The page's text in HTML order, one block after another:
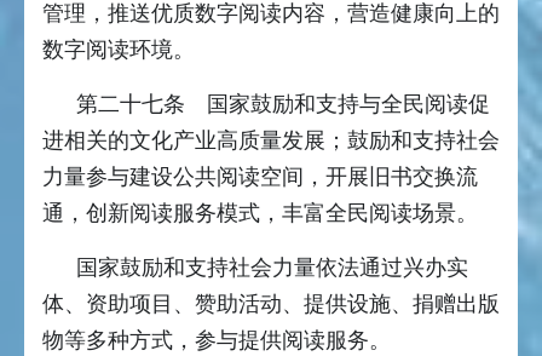
管理，推送优质数字阅读内容，营造健康向上的
数字阅读环境。
第二十七条 国家鼓励和支持与全民阅读促
进相关的文化产业高质量发展；鼓励和支持社会
力量参与建设公共阅读空间，开展旧书交换流
通，创新阅读服务模式，丰富全民阅读场景。
国家鼓励和支持社会力量依法通过兴办实
体、资助项目、赞助活动、提供设施、捐赠出版
物等多种方式，参与提供阅读服务。